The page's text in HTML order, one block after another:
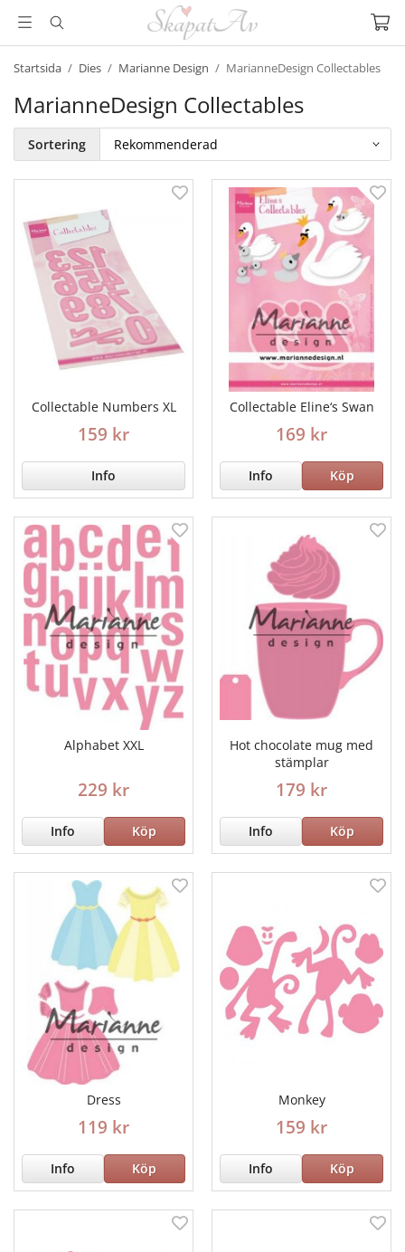
Startsida / Dies / Marianne Design / MarianneDesign Collectables
MarianneDesign Collectables
Sortering
Collectable Numbers XL
159 kr
Info
Collectable Eline‘s Swan
169 kr
Info Köp
Alphabet XXL
229 kr
Info Köp
Hot chocolate mug med
stämplar
179 kr
Info Köp
Dress
119 kr
Info Köp
Monkey
159 kr
Info Köp